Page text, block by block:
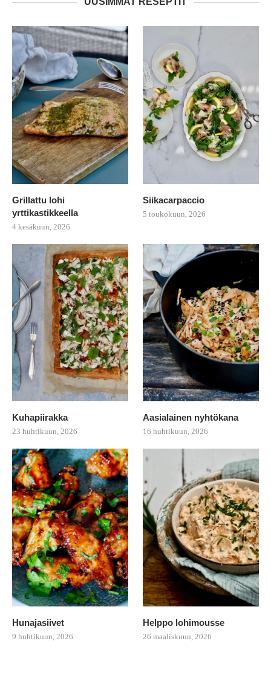
Grillattu lohi
yrttikastikkeella
4 kesäkuun, 2026
Siikacarpaccio
5 toukokuun, 2026
Kuhapiirakka
23 huhtikuun, 2026
Aasialainen nyhtökana
16 huhtikuun, 2026
Hunajasiivet
9 huhtikuun, 2026
Helppo lohimousse
26 maaliskuun, 2026